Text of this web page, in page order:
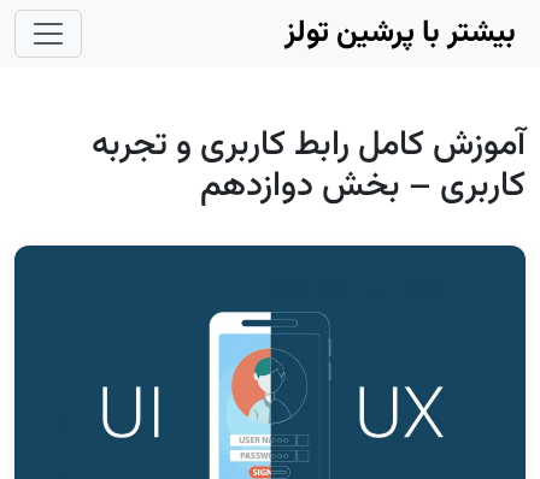
Skip to main content
بیشتر با پرشین تولز
آموزش کامل رابط کاربری و تجربه
کاربری – بخش دوازدهم